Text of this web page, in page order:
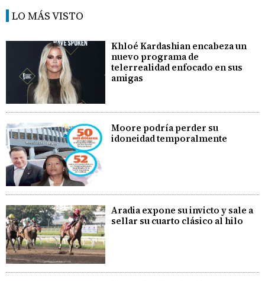
LO MÁS VISTO
Khloé Kardashian encabeza un
nuevo programa de
telerrealidad enfocado en sus
amigas
Moore podría perder su
idoneidad temporalmente
Aradia expone su invicto y sale a
sellar su cuarto clásico al hilo